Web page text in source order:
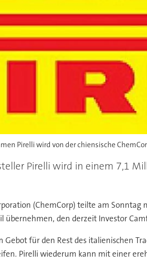
Pirelli wird von der chiensische
Pirelli wird in einem 7,1
(ChemCorp) teilte am
übernehmen, den derzeit Investor
für den Rest des italienischen
Pirelli wiederum kann mit einer